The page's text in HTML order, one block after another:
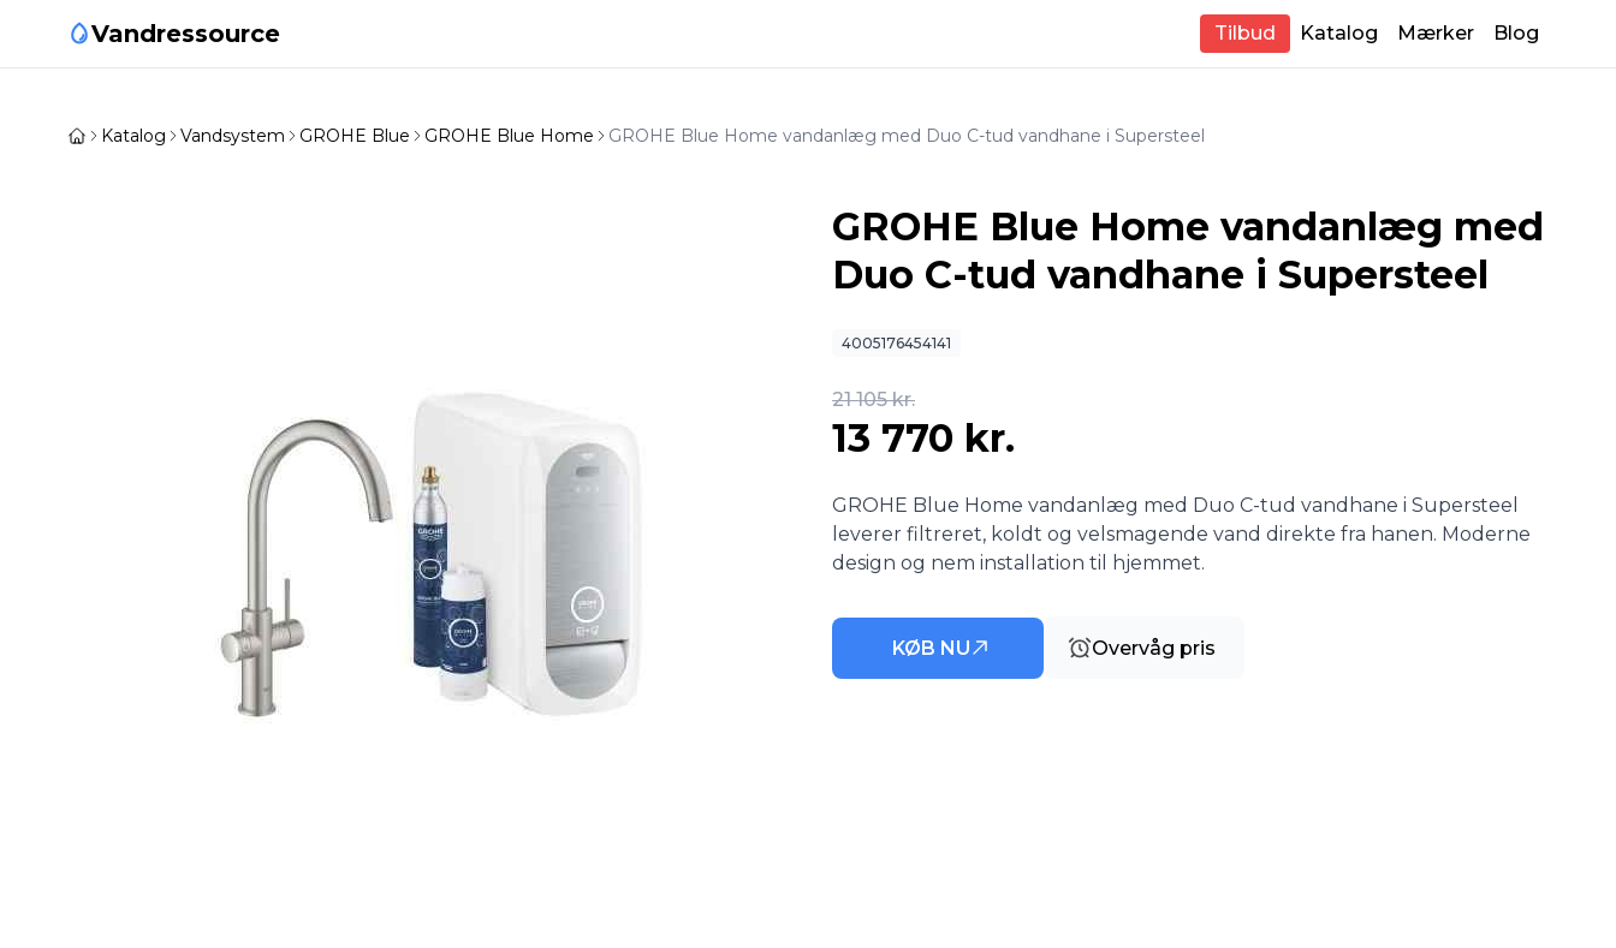
Vandressource Tilbud Katalog Mærker Blog
Katalog Vandsystem GROHE Blue GROHE Blue Home GROHE Blue Home vandanlæg med Duo C-tud vandhane i Supersteel
GROHE Blue Home vandanlæg med
Duo C-tud vandhane i Supersteel
4005176454141
21 105 kr.
13 770 kr.
GROHE Blue Home vandanlæg med Duo C-tud vandhane i Supersteel
leverer filtreret, koldt og velsmagende vand direkte fra hanen. Moderne
design og nem installation til hjemmet.
KØB NU Overvåg pris